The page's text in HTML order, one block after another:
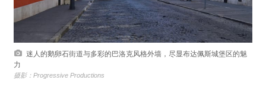
迷人的鹅卵石街道与多彩的巴洛克风格外墙，尽显布达佩斯城堡区的魅
力
摄影：Progressive Productions